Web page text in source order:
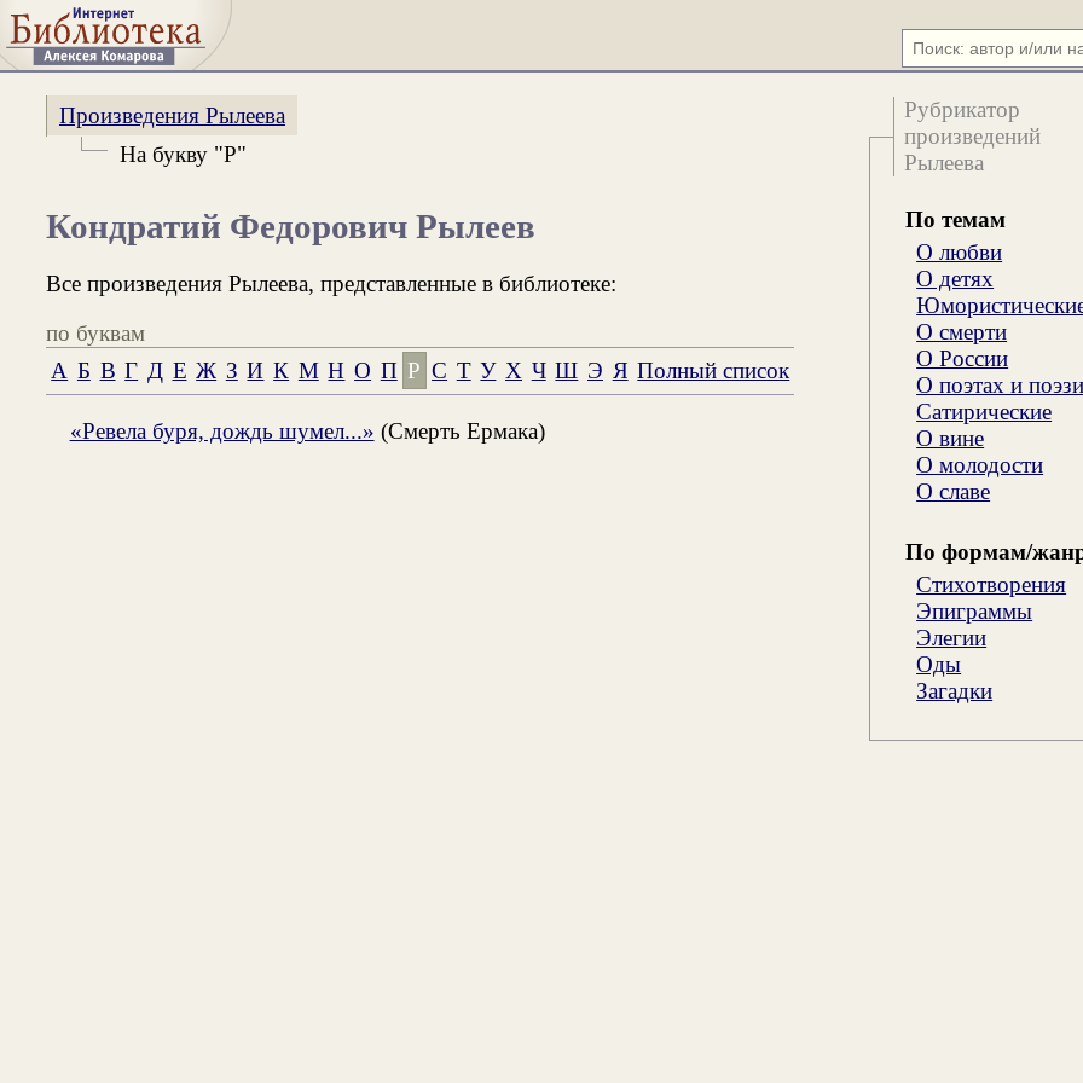
Рубрикатор
произведений
Рылеева
По темам
О любви
О детях
О смерти
О России
О поэтах и
Сатирические
О вине
О молодости
О славе
По формам/
Стихотворения
Эпиграммы
Элегии
Оды
Загадки
Произведения Рылеева
На букву "Р"
Кондратий Федорович Рылеев
Все произведения Рылеева, представленные в библиотеке:
по буквам
А Б В Г Д Е Ж З И К М Н О П Р С Т У Х Ч Ш Э Я Полный список
«Ревела буря, дождь шумел...» (Смерть Ермака)